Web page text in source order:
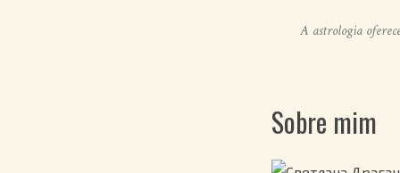
A astrologia
Sobre mim